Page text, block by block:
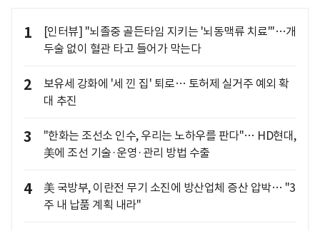
1
[인터뷰] "뇌졸중 골든타임 지키는 '뇌동맥류 치료'"…개
두술 없이 혈관 타고 들어가 막는다
2
보유세 강화에 '세 낀 집' 퇴로… 토허제 실거주 예외 확
대 추진
3
"한화는 조선소 인수, 우리는 노하우를 판다"… HD현대,
美에 조선 기술·운영·관리 방법 수출
4
美 국방부, 이란전 무기 소진에 방산업체 증산 압박… "3
주 내 납품 계획 내라"